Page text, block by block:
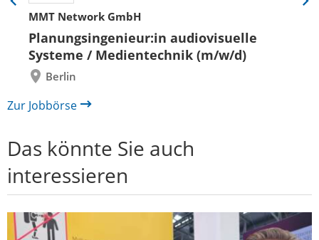
MMT Network GmbH
Planungsingenieur:in audiovisuelle
Systeme / Medientechnik (m/w/d)
Berlin
Eine
Folie
zurück
Eine
Zur Jobbörse
Das könnte Sie auch
interessieren